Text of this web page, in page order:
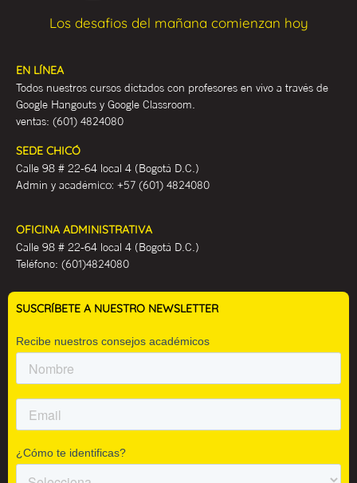
Los desafios del mañana comienzan hoy
EN LÍNEA
Todos nuestros cursos dictados con profesores en vivo a través de
Google Hangouts y Google Classroom.
ventas: (601) 4824080
SEDE CHICÓ
Calle 98 # 22-64 local 4 (Bogotá D.C.)
Admin y académico: +57 (601) 4824080
OFICINA ADMINISTRATIVA
Calle 98 # 22-64 local 4 (Bogotá D.C.)
Teléfono: (601)4824080
SUSCRÍBETE A NUESTRO NEWSLETTER